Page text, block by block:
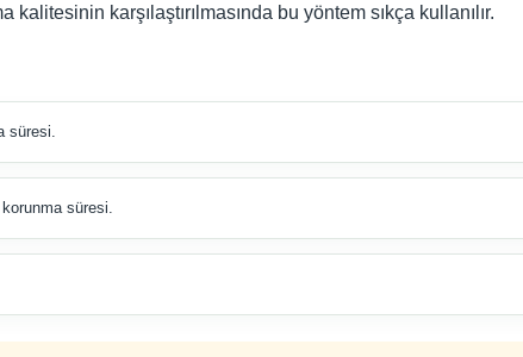
karşılaştırılmasında bu yöntem sıkça kullanılır.
süresi.
süresi.